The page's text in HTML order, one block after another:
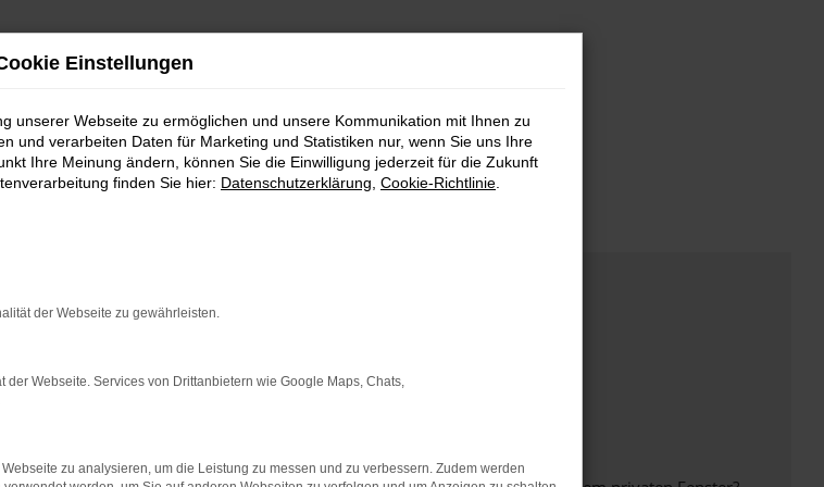
Einstellungen
unserer Webseite zu ermöglichen und unsere Kommunikation mit Ihnen zu
und verarbeiten Daten für Marketing und Statistiken nur, wenn Sie uns Ihre
Ihre Meinung ändern, können Sie die Einwilligung jederzeit für die Zukunft
finden Sie hier: Datenschutzerklärung Cookie-Richtlinie
der Webseite zu gewährleisten.
Webseite. Services von Drittanbietern wie Google Maps, Chats,
zu analysieren, um die Leistung zu messen und zu verbessern. Zudem werden